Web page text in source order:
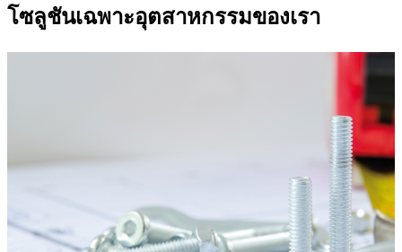
โซลูชันเฉพาะอุตสาหกรรมของเรา